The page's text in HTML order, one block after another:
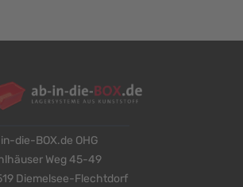
die-BOX.de OHG
Weg 45-49
Diemelsee-Flechtdorf